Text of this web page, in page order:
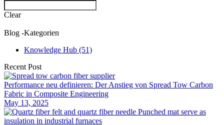
Clear
Blog -Kategorien
Knowledge Hub (51)
Recent Post
Performance neu definieren: Der Anstieg von Spread Tow Carbon
Fabric in Composite Engineering
May 13, 2025